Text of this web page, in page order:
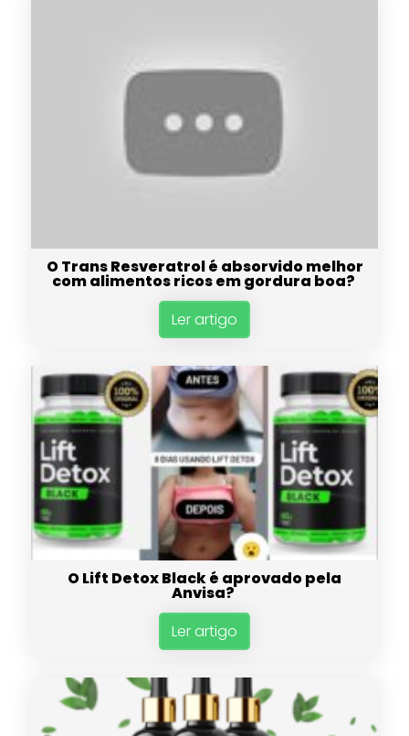
O Trans Resveratrol é absorvido melhor
com alimentos ricos em gordura boa?
Ler artigo
O Lift Detox Black é aprovado pela
Anvisa?
Ler artigo